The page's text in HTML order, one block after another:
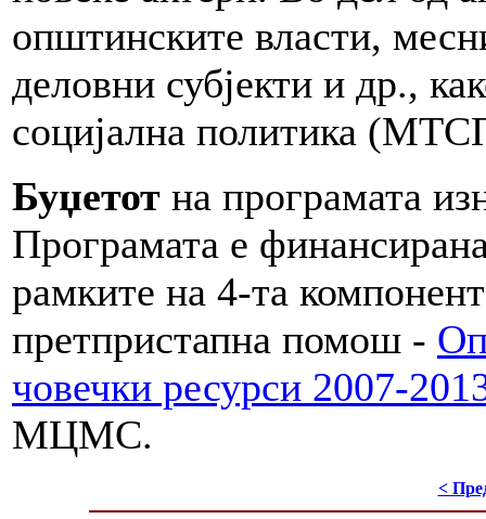
општинските власти,
деловни субјекти и др.,
социјална политика
Буџетот на програмата
Програмата е
рамките на 4-та
претпристапна помош -
човечки ресурси 2007-
МЦМС.
<